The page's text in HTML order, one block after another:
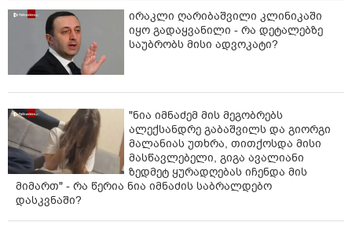
ირაკლი ღარიბაშვილი კლინიკაში
იყო გადაყვანილი - რა დეტალებზე
საუბრობს მისი ადვოკატი?
"ნია იმნაძემ მის მეგობრებს
ალექსანდრე გაბაშვილს და გიორგი
მალანიას უთხრა, თითქოსდა მისი
მასწავლებელი, გიგა ავალიანი
ზედმეტ ყურადღებას იჩენდა მის
მიმართ" - რა წერია ნია იმნაძის საბრალდებო
დასკვნაში?